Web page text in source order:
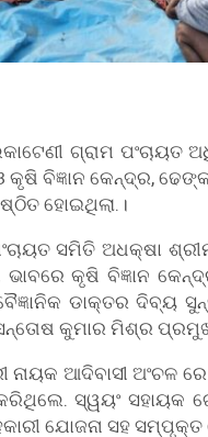
ଗ୍ରାମ ପଂଚାୟତ
କୃଷି ବିଜ୍ଞାନ କେନ୍ଦ୍ର,
ହୋଇଥିଲା.।
ସମିତି ଅଧକ୍ଷା
କୃଷି ବିଜ୍ଞାନ
ଡାକ୍ତର ଦିବ୍ୟ
ସନ୍ତୋଷ କୁମାର ମିଶ୍ର
ଆଦିବାସୀ ଅଂଚଳ
ସ୍ୱୟଂ ସହାୟକ
ଯୋଜନା ସହ ସମ୍ପୃକ୍ତ